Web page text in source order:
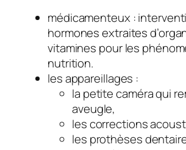
médicamenteux :
hormones extraites
vitamines pour les
nutrition.
les appareillages :
la petite caméra qui
aveugle,
les corrections
les prothèses